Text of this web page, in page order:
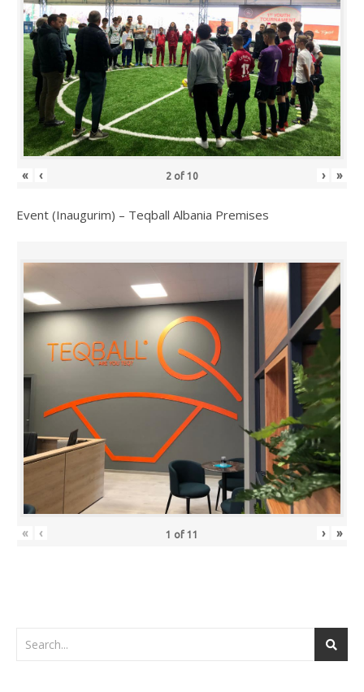
« ‹ 2 of 10 › »
Event (Inaugurim) – Teqball Albania Premises
« ‹ 1 of 11 › »